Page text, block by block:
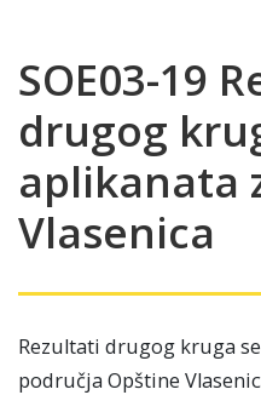
SOE03-19
drugog
aplikanata
Vlasenica
Rezultati drugog kruga
područja Opštine